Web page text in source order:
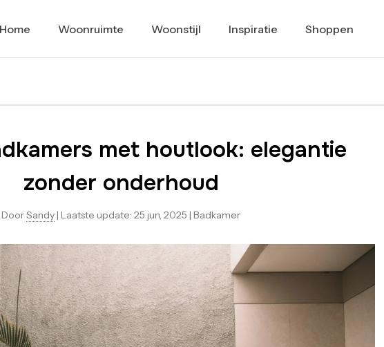
Home Woonruimte Woonstijl Inspiratie Shoppen
met houtlook: elegantie
zonder onderhoud
DoorSandy | Laatste update: 25 jun, 2025 | Badkamer